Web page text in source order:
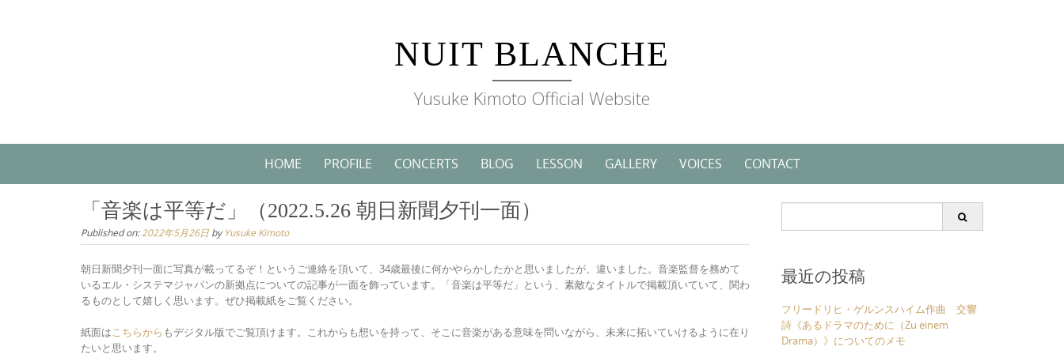
NUIT BLANCHE
Yusuke Kimoto Official Website
content
HOME PROFILE CONCERTS BLOG LESSON GALLERY VOICES CONTACT
「音楽は平等だ」（2022.5.26 朝日新聞夕刊一面）
Published on:2022年5月26日 byYusuke Kimoto
朝日新聞夕刊一面に写真が載ってるぞ！というご連絡を頂いて、34歳最後に何かやらかしたかと思いましたが、違いました。音楽監督を務めて
いるエル・システマジャパンの新拠点についての記事が一面を飾っています。「音楽は平等だ」という、素敵なタイトルで掲載頂いていて、関わ
るものとして嬉しく思います。ぜひ掲載紙をご覧ください。
紙面はこちらから もデジタル版でご覧頂けます。これからも想いを持って、そこに音楽がある意味を問いながら、未来に拓いていけるように在り
たいと思います。
最近の投稿
フリードリヒ・ゲルンスハイム作曲 交響
詩《あるドラマのために（Zu einem
Drama）》についてのメモ